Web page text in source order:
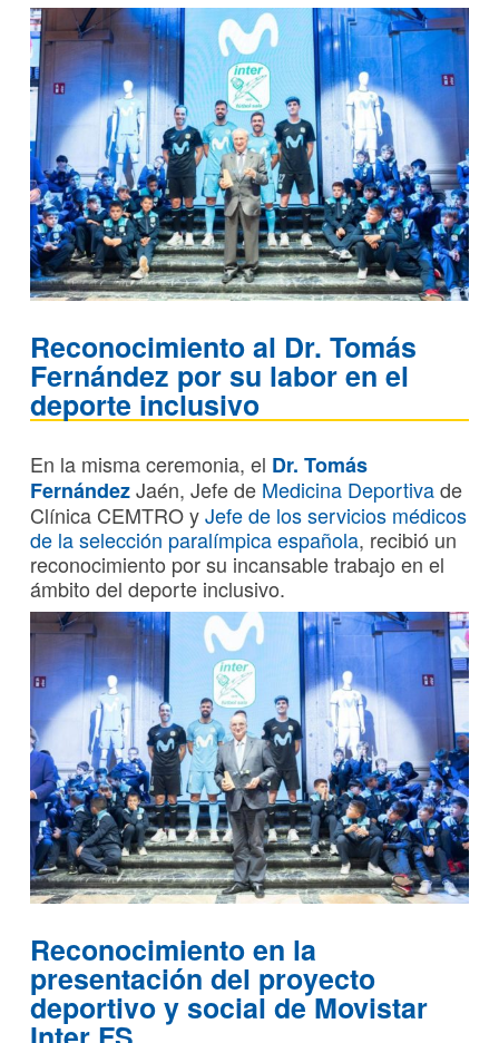
Reconocimiento al Dr. Tomás
Fernández por su labor en el
deporte inclusivo
En la misma ceremonia, el Dr. Tomás
FernándezJaén, Jefe de Medicina Deportivade
Clínica CEMTRO yJefe de los servicios médicos
de la selección paralímpica española, recibió un
reconocimiento por su incansable trabajo en el
ámbito del deporte inclusivo.
Reconocimiento en la
presentación del proyecto
deportivo y social de Movistar